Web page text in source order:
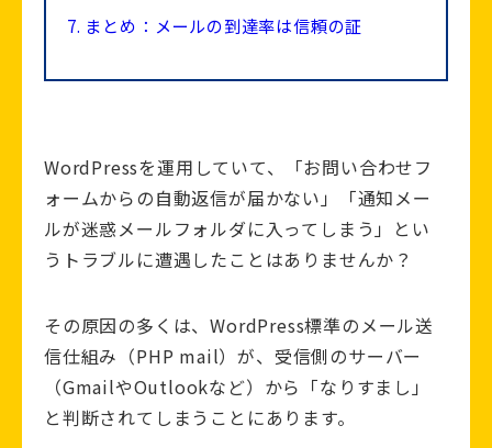
7. まとめ：メールの到達率は信頼の証
WordPressを運用していて、「お問い合わせフ
ォームからの自動返信が届かない」「通知メー
ルが迷惑メールフォルダに入ってしまう」とい
うトラブルに遭遇したことはありませんか？
その原因の多くは、WordPress標準のメール送
信仕組み（PHP mail）が、受信側のサーバー
（GmailやOutlookなど）から「なりすまし」
と判断されてしまうことにあります。